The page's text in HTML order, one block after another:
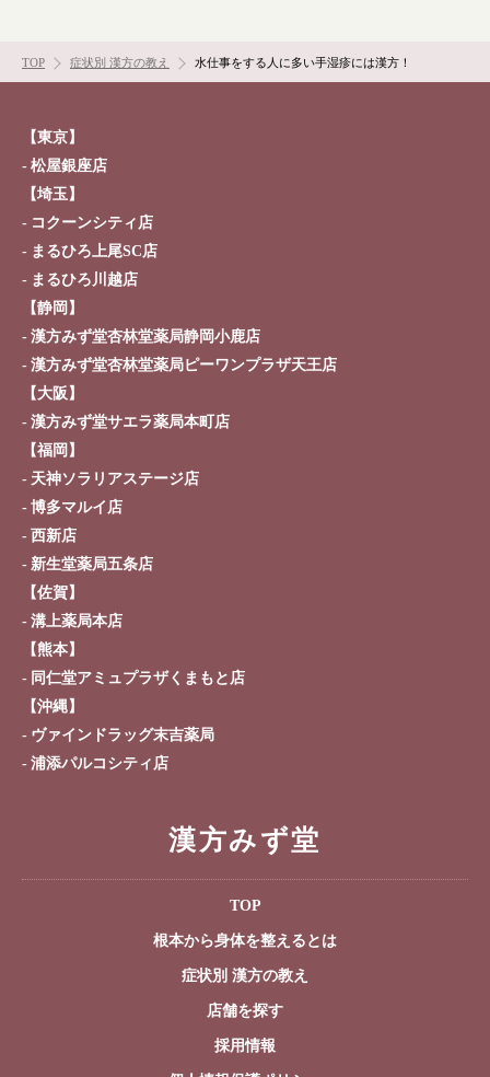
TOP 症状別 漢方の教え 水仕事をする人に多い手湿疹には漢方！
【東京】
松屋銀座店
【埼玉】
コクーンシティ店
まるひろ上尾SC店
まるひろ川越店
【静岡】
漢方みず堂杏林堂薬局静岡小鹿店
漢方みず堂杏林堂薬局ピーワンプラザ天王店
【大阪】
漢方みず堂サエラ薬局本町店
【福岡】
天神ソラリアステージ店
博多マルイ店
西新店
新生堂薬局五条店
【佐賀】
溝上薬局本店
【熊本】
同仁堂アミュプラザくまもと店
【沖縄】
ヴァインドラッグ末吉薬局
浦添パルコシティ店
漢方みず堂
TOP
根本から身体を整えるとは
症状別 漢方の教え
店舗を探す
採用情報